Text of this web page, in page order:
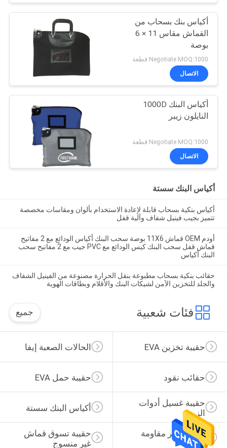
أكياس بنك بسحاب من
القماش مقاس 11 × 6
بوصة
Negotiate MOQ:1000 قطعة
الاتصال
أكياس البنك 1000D
النايلون زيبر
Negotiate MOQ:1000 قطعة
الاتصال
أكياس البنك سستة
أكياس بنكية بسحاب قابلة لإعادة الاستخدام بألوان ومقاسات مخصصة
تتميز بجيب فينيل شفاف وآلية قفل
أودم OEM قماش 11X6 بوصة سحب البنك أكياس الودائع مع 2 مفاتيح
قماش قفل سحب البنك كيس الودائع مع PVC جيب مع 2 مفاتيح سحب
البنك أكياس
حقائب بنكية بسحاب مطبوعة بنقل الحرارة مصنوعة من الفينيل الشفاف
والجلد للتخزين الآمن لشيكات البنك والأقلام وبطاقات الهوية
فئات شعبية جميع
الحالات الصعبة إيفا حقيبة تخزين EVA
حقيبة حمل EVA حقائب نقود
أكياس البنك سستة
حقيبة غسيل أدوات
الزينة
حقيبة تسوق قماش
غير منسوج
حقيبة ظهر مقاومة
للماء